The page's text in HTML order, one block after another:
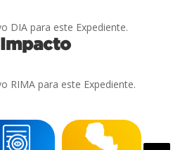
DIA para este Expediente.
RIMA para este Expediente.